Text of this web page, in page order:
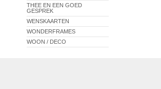
THEE EN EEN GOED
GESPREK
WENSKAARTEN
WONDERFRAMES
WOON / DECO